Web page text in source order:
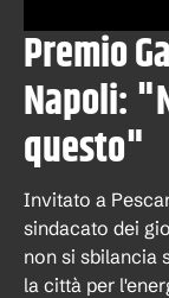
Premio
Napoli:
questo"
Invitato a
sindacato dei
non si sbilancia
la città per